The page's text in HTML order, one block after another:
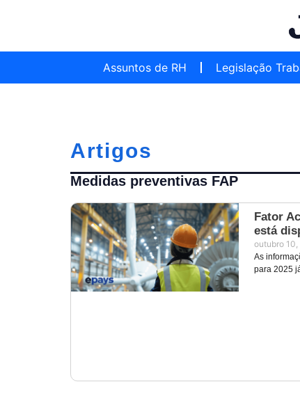
Assuntos de RH Legislação
Artigos
Medidas preventivas FAP
Fator
está
outubro
As
para 2025